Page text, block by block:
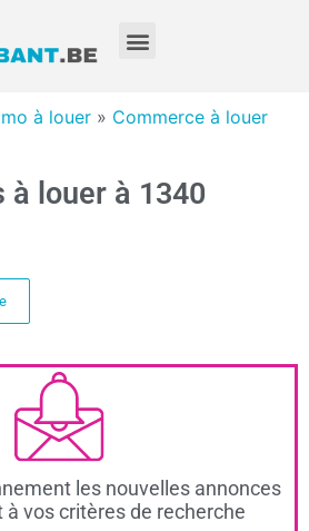
à louer » Commerce à louer
à louer à 1340
les nouvelles annonces
vos critères de recherche